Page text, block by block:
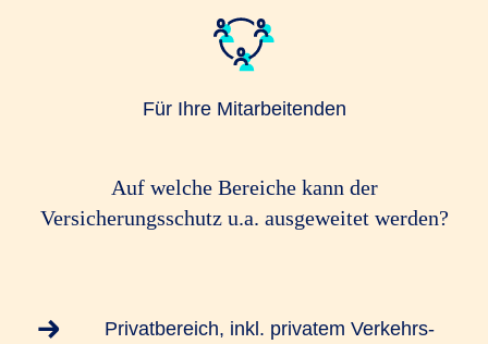
Für Ihre Mitarbeitenden
Auf welche Bereiche kann der
Versicherungsschutz u.a. ausgeweitet werden?
Privatbereich, inkl. privatem Verkehrs-